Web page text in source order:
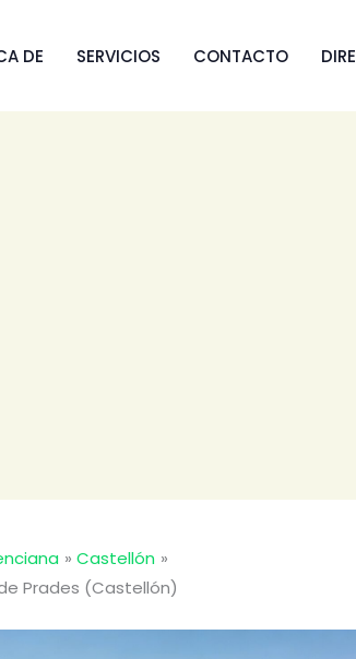
DE SERVICIOS CONTACTO
Castellón
Prades (Castellón)